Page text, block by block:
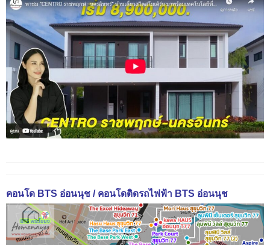
คอนโด BTS อ่อนนุช / คอนโดติดรถไฟฟ้า BTS อ่อนนุช